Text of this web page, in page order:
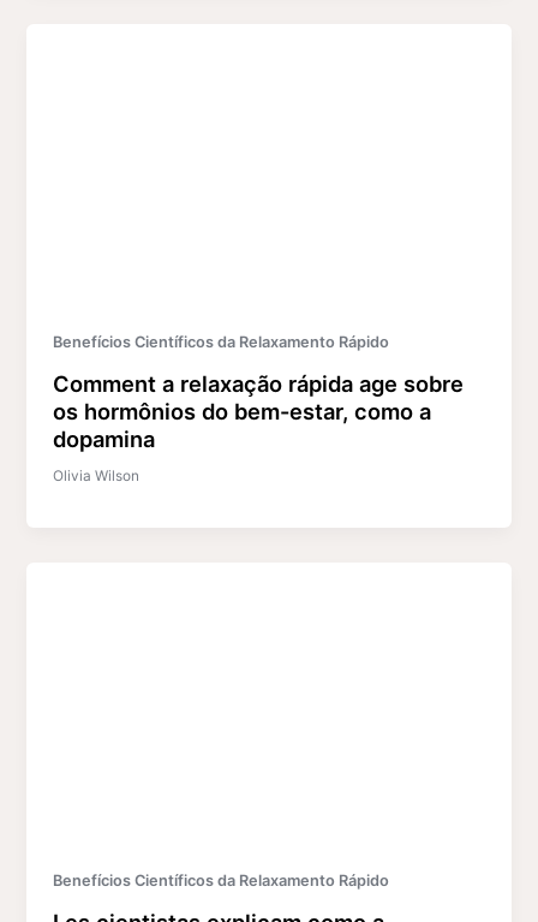
Benefícios Científicos da Relaxamento Rápido
Comment a relaxação rápida age sobre
os hormônios do bem-estar, como a
dopamina
Olivia Wilson
Benefícios Científicos da Relaxamento Rápido